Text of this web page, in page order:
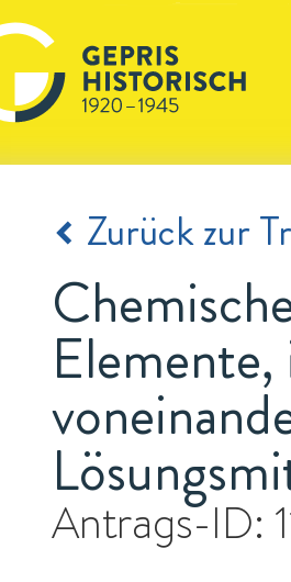
Zurück zur
Antrags-ID: